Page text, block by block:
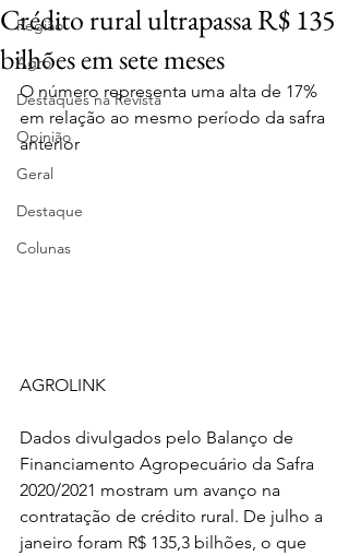
Região
Agro
Destaques na Revista
Opinião
Geral
Destaque
Colunas
Crédito rural ultrapassa R$ 135
bilhões em sete meses
O número representa uma alta de 17%
em relação ao mesmo período da safra
anterior
AGROLINK
Dados divulgados pelo Balanço de
Financiamento Agropecuário da Safra
2020/2021 mostram um avanço na
contratação de crédito rural. De julho a
janeiro foram R$ 135,3 bilhões, o que